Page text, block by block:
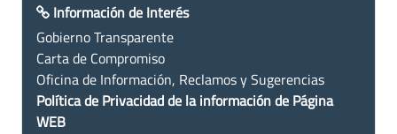
Información de Interés
Gobierno Transparente
Carta de Compromiso
Oficina de Información, Reclamos y Sugerencias
Política de Privacidad de la información de Página
WEB